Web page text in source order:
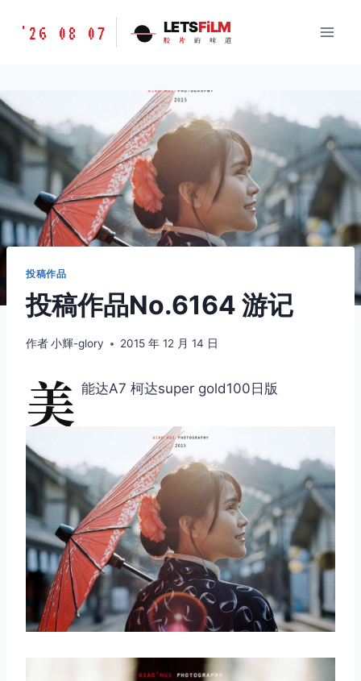
胶
道
LETSFILM
'26 08 07 LETSFiLM
胶 片 的 味 道
投稿作品
投稿作品No.6164 游记
作者小輝-glory 2015 年 12 月 14 日
美 能达A7 柯达super gold100日版